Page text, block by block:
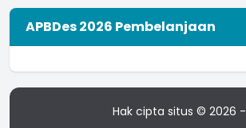
APBDes 2026 Pembelanjaan
Hak cipta situs © 2026 -